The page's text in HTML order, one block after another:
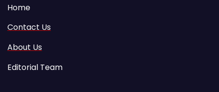
Home
Contact Us
About Us
Editorial Team